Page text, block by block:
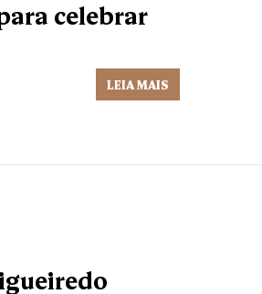
celebrar
LEIA MAIS